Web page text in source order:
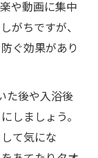
や動画に集中
がちですが、
ぐ効果があり
た後や入浴後
しましょう。
て気にな